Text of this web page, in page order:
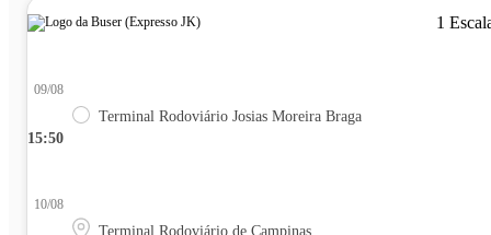
1
15:50
09/08
Terminal Rodoviário Josias Moreira Braga
10/08
Terminal Rodoviário de Campinas